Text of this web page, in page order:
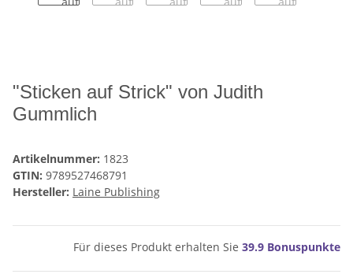
"Sticken auf Strick" von Judith
Gummlich
Artikelnummer: 1823
GTIN: 9789527468791
Hersteller: Laine Publishing
Für dieses Produkt erhalten Sie 39.9 Bonuspunkte